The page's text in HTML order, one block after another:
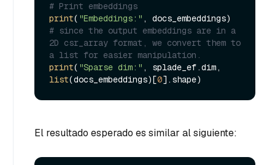
# Print embeddings
print( "Embeddings:"
# since the output embeddings are in a
2D csr_array format, we convert them to
a list for easier manipulation.
print( "Sparse dim:"
list(docs_embeddings)[0
El resultado esperado es similar al siguiente: